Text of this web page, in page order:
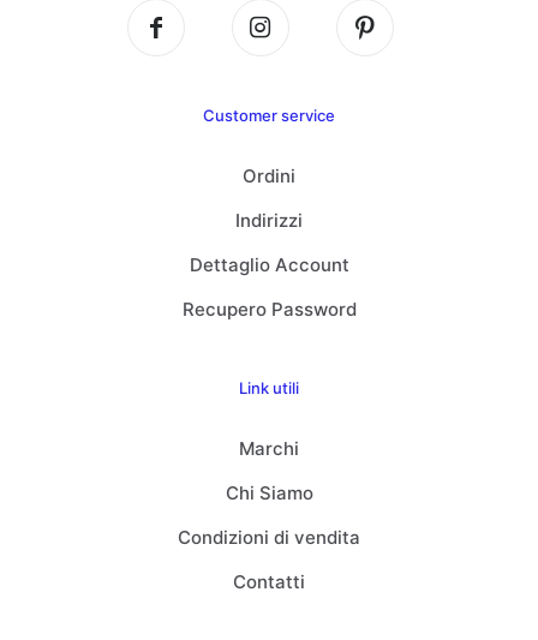
Customer service
Ordini
Indirizzi
Dettaglio Account
Recupero Password
Link utili
Marchi
Chi Siamo
Condizioni di vendita
Contatti